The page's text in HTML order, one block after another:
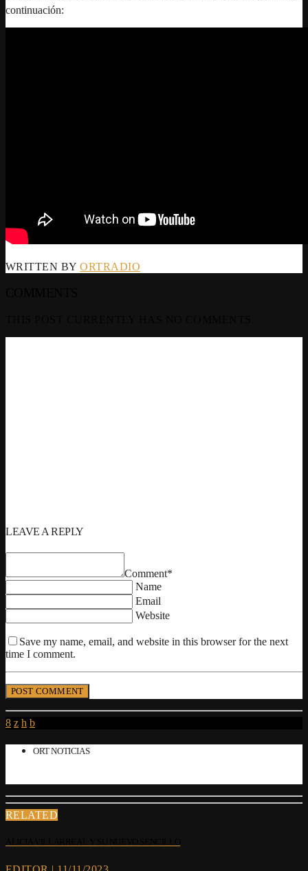
continuación:
WRITTEN BYORTRADIO
LEAVE A REPLY
Comment*
Name
Email
Website
Save my name, email, and website in this browser for the next
time I comment.
ORT NOTICIAS
RELATED